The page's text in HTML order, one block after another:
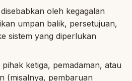
oleh kegagalan
umpan balik, persetujuan,
sistem yang diperlukan
ketiga, pemadaman, atau
(misalnya, pembaruan